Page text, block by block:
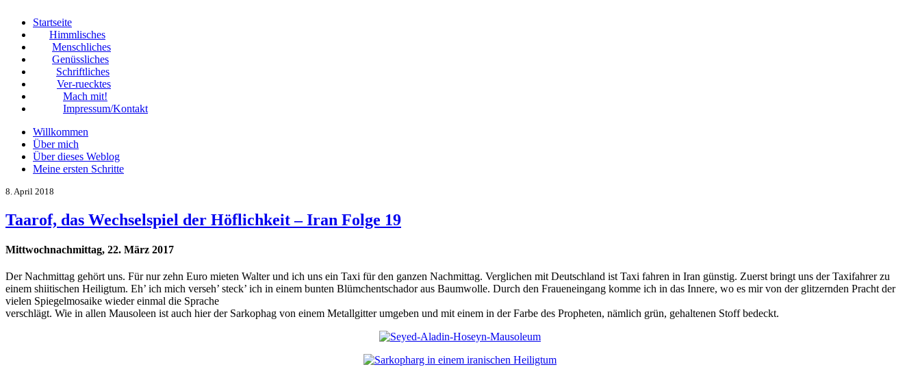
Startseite
Himmlisches
Menschliches
Genüssliches
Schriftliches
Ver-ruecktes
Mach mit!
Impressum/Kontakt
Willkommen
Über mich
Über dieses Weblog
Meine ersten Schritte
8. April 2018
Taarof, das Wechselspiel der Höflichkeit – Iran Folge 19
Mittwochnachmittag, 22. März 2017
Der Nachmittag gehört uns. Für nur zehn Euro mieten Walter und ich uns ein Taxi für den ganzen Nachmittag. Verglichen mit Deutschland ist Taxi fahren in Iran günstig. Zuerst bringt uns der Taxifahrer zu
einem shiitischen Heiligtum. Eh’ ich mich verseh’ steck’ ich in einem bunten Blümchentschador aus Baumwolle. Durch den Fraueneingang komme ich in das Innere, wo es mir von der glitzernden Pracht der
vielen Spiegelmosaike wieder einmal die Sprache
verschlägt. Wie in allen Mausoleen ist auch hier der Sarkophag von einem Metallgitter umgeben und mit einem in der Farbe des Propheten, nämlich grün, gehaltenen Stoff bedeckt.